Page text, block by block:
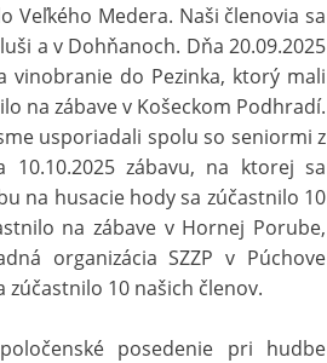
Veľkého Medera. Naši členovia sa
a v Dohňanoch. Dňa 20.09.2025
vinobranie do Pezinka, ktorý mali
na zábave v Košeckom Podhradí.
usporiadali spolu so seniormi z
10.10.2025 zábavu, na ktorej sa
na husacie hody sa zúčastnilo 10
na zábave v Hornej Porube,
organizácia SZZP v Púchove
zúčastnilo 10 našich členov.
posedenie pri hudbe